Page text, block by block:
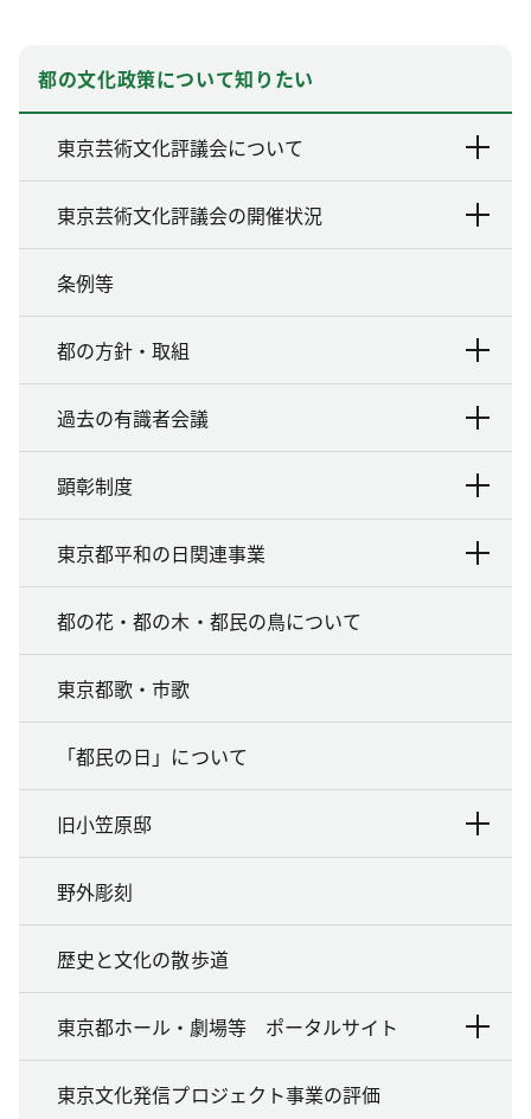
都の文化政策について知りたい
東京芸術文化評議会について
東京芸術文化評議会の開催状況
条例等
都の方針・取組
過去の有識者会議
顕彰制度
東京都平和の日関連事業
都の花・都の木・都民の鳥について
東京都歌・市歌
「都民の日」について
旧小笠原邸
野外彫刻
歴史と文化の散歩道
東京都ホール・劇場等 ポータルサイト
東京文化発信プロジェクト事業の評価